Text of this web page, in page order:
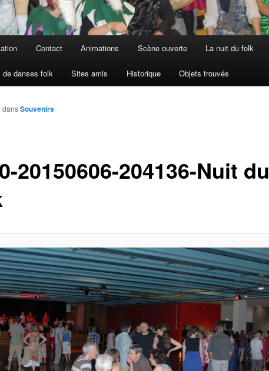
Contact Animations Scène ouverte La nuit du folk
de danses folk Sites amis Historique Objets trouvés
20150606-204136-Nuit du
dansSouvenirs